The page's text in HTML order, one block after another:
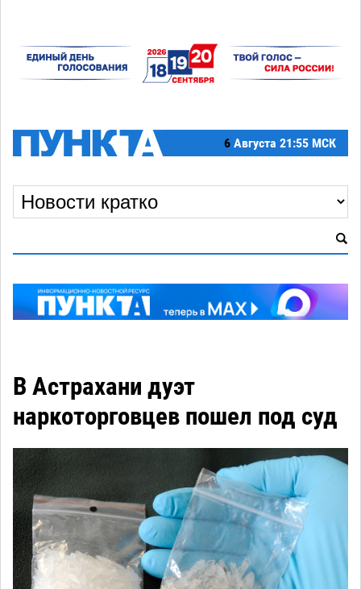
6 Августа 21:55 МСК
В Астрахани дуэт
наркоторговцев пошел под суд